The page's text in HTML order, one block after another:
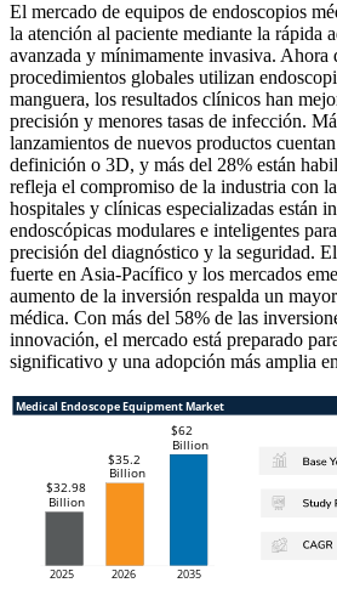
El mercado de equipos de endoscopios
la atención al paciente mediante la rápida
avanzada y mínimamente invasiva. Ahora
procedimientos globales utilizan
manguera, los resultados clínicos han
precisión y menores tasas de infección.
lanzamientos de nuevos productos
definición o 3D, y más del 28% están
refleja el compromiso de la industria con
hospitales y clínicas especializadas están
endoscópicas modulares e inteligentes
precisión del diagnóstico y la seguridad.
fuerte en Asia-Pacífico y los mercados
aumento de la inversión respalda un
médica. Con más del 58% de las
innovación, el mercado está preparado
significativo y una adopción más amplia